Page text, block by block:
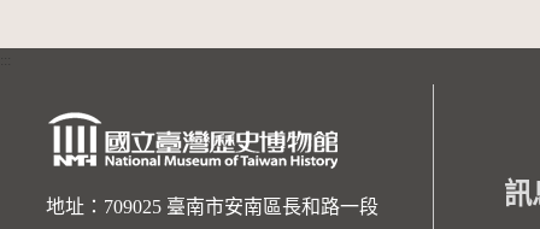
地址：709025 臺南市安南區長和路一段
訊